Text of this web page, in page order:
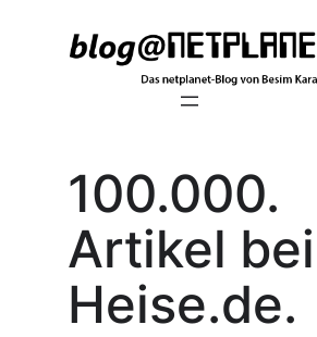
100.000.
Artikel bei
Heise.de.